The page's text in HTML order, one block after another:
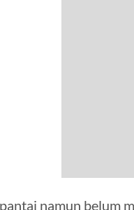
namun belum